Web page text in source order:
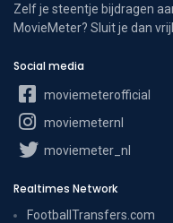
Zelf je steentje bijdragen
MovieMeter? Sluit je dan
Social media
moviemeterofficial
moviemeternl
moviemeter_nl
Realtimes Network
FootballTransfers.com